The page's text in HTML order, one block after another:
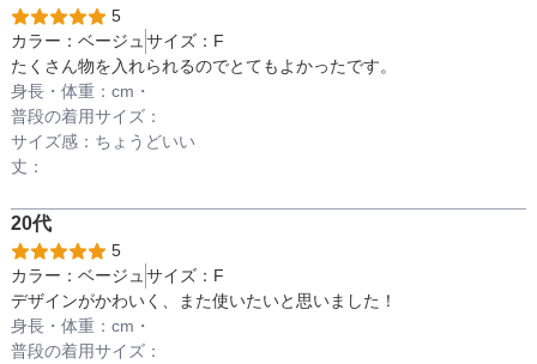
素材
仕様
インナー
透け感
5
カラー： ベージュ サイズ： F
たくさん物を入れられるのでとてもよかったです。
身長・体重： cm・
普段の着用サイズ：
サイズ感： ちょうどいい
丈：
20代
5
カラー： ベージュ サイズ： F
デザインがかわいく、また使いたいと思いました！
身長・体重： cm・
普段の着用サイズ：